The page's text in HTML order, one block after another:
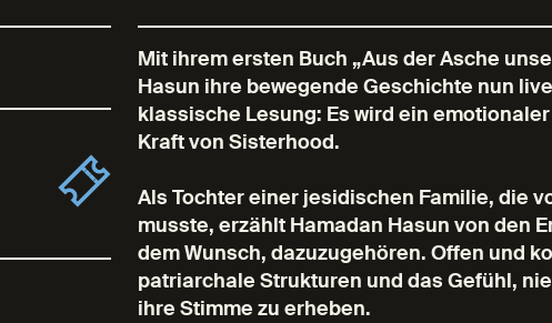
Mit ihrem ersten Buch „Aus der Asche
Hasun ihre bewegende Geschichte nun
klassische Lesung: Es wird ein
Kraft von Sisterhood.
Als Tochter einer jesidischen Familie, die
musste, erzählt Hamadan Hasun von den
dem Wunsch, dazuzugehören. Offen und
patriarchale Strukturen und das Gefühl,
ihre Stimme zu erheben.